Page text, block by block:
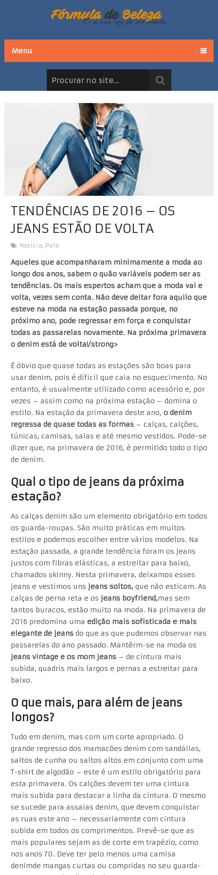
Menu
TENDÊNCIAS DE 2016 – OS
JEANS ESTÃO DE VOLTA
Notícia, Pele
Aqueles que acompanharam minimamente a moda ao
longo dos anos, sabem o quão variáveis podem ser as
tendências. Os mais espertos acham que a moda vai e
volta, vezes sem conta. Não deve deitar fora aquilo que
esteve na moda na estação passada porque, no
próximo ano, pode regressar em força e conquistar
todas as passarelas novamente. Na próxima primavera
o denim está de volta!/strong>
É óbvio que quase todas as estações são boas para
usar denim, pois é díficil que caia no esquecimento. No
entanto, é usualmente utilizado como acessório e, por
vezes – assim como na próxima estação – domina o
estilo. Na estação da primavera deste ano, o denim
regressa de quase todas as formas– calças, calções,
túnicas, camisas, saias e até mesmo vestidos. Pode-se
dizer que, na primavera de 2016, é permitido todo o tipo
de denim.
Qual o tipo de jeans da próxima
estação?
As calças denim são um elemento obrigatório em todos
os guarda-roupas. São muito práticas em muitos
estilos e podemos escolher entre vários modelos. Na
estação passada, a grande tendência foram os jeans
justos com fibras elásticas, a estreitar para baixo,
chamados skinny. Nesta primavera, deixamos esses
jeans e vestimos uns jeans soltos, que não esticam. As
calças de perna reta e os jeans boyfriend,mas sem
tantos buracos, estão muito na moda. Na primavera de
2016 predomina uma edição mais sofisticada e mais
elegante de jeansdo que as que pudemos observar nas
passarelas do ano passado. Mantêrm-se na moda os
jeans vintage e os mom jeans– de cintura mais
subida, quadris mais largos e pernas a estreitar para
baixo.
O que mais, para além de jeans
longos?
Tudo em denim, mas com um corte apropriado. O
grande regresso dos mamacões denim com sandálias,
saltos de cunha ou saltos altos em conjunto com uma
T-shirt de algodão – este é um estilo obrigatório para
esta primavera. Os calções devem ter uma cintura
mais subida para destacar a linha da cintura. O mesmo
se sucede para assaias denim, que devem conquistar
as ruas este ano – necessariamente com cintura
subida em todos os comprimentos. Prevê-se que as
mais populares sejam as de corte em trapézio, como
nos anos 70. Deve ter pelo menos uma camisa
denimde mangas curtas ou compridas no seu guarda-